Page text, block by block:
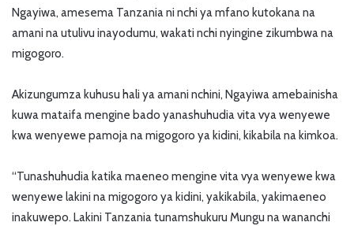
Ngayiwa, amesema Tanzania ni nchi ya mfano kutokana na
amani na utulivu inayodumu, wakati nchi nyingine zikumbwa na
migogoro.
Akizungumza kuhusu hali ya amani nchini, Ngayiwa amebainisha
kuwa mataifa mengine bado yanashuhudia vita vya wenyewe
kwa wenyewe pamoja na migogoro ya kidini, kikabila na kimkoa.
“Tunashuhudia katika maeneo mengine vita vya wenyewe kwa
wenyewe lakini na migogoro ya kidini, yakikabila, yakimaeneo
inakuwepo. Lakini Tanzania tunamshukuru Mungu na wananchi